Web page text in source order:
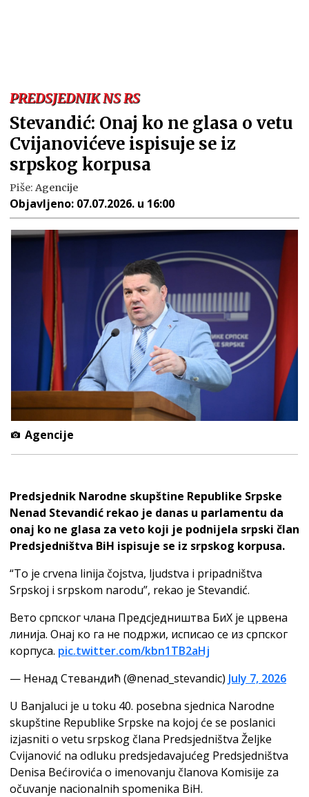
PREDSJEDNIK NS RS
Stevandić: Onaj ko ne glasa o vetu
Cvijanovićeve ispisuje se iz
srpskog korpusa
Piše: Agencije
Objavljeno: 07.07.2026. u 16:00
Agencije
Predsjednik Narodne skupštine Republike Srpske
Nenad Stevandić rekao je danas u parlamentu da
onaj ko ne glasa za veto koji je podnijela srpski član
Predsjedništva BiH ispisuje se iz srpskog korpusa.
“To je crvena linija čojstva, ljudstva i pripadništva
Srpskoj i srpskom narodu”, rekao je Stevandić.
Вето српског члана Предсједништва БиХ је црвена
линија. Онај ко га не подржи, исписао се из српског
корпуса. pic.twitter.com/kbn1TB2aHj
— Ненад Стевандић (@nenad_stevandic) July 7, 2026
U Banjaluci je u toku 40. posebna sjednica Narodne
skupštine Republike Srpske na kojoj će se poslanici
izjasniti o vetu srpskog člana Predsjedništva Željke
Cvijanović na odluku predsjedavajućeg Predsjedništva
Denisa Bećirovića o imenovanju članova Komisije za
očuvanje nacionalnih spomenika BiH.